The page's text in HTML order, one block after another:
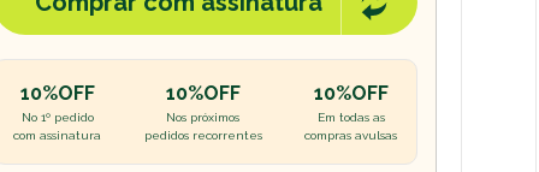
10%OFF
No 1º pedido
com assinatura
10%OFF
Nos próximos
pedidos recorrentes
10%OFF
Em todas as
compras avulsas